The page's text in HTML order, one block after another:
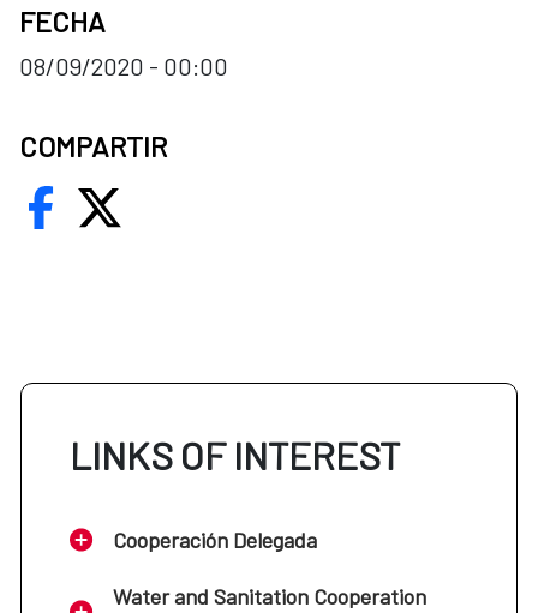
FECHA
08/09/2020 - 00:00
COMPARTIR
LINKS OF INTEREST
Cooperación Delegada
Water and Sanitation Cooperation